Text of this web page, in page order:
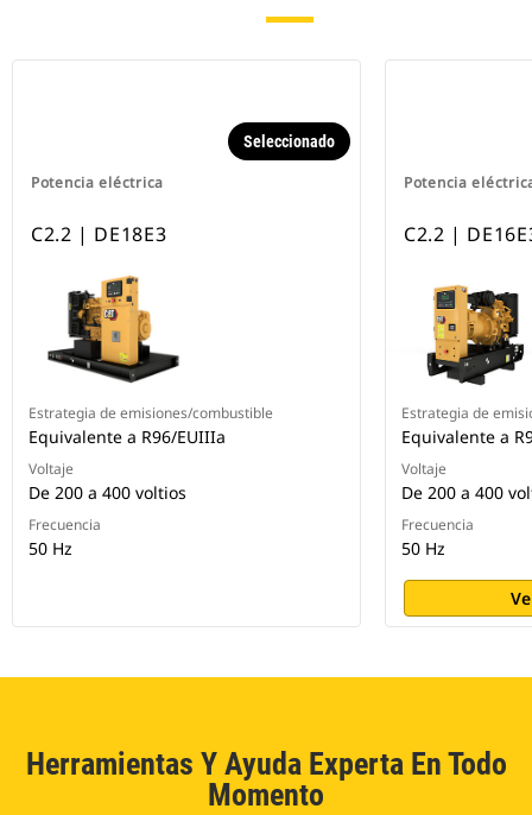
Potencia eléctrica
Seleccionado
C2.2 | DE18E3
Estrategia de emisiones/combustible
Equivalente a R96/EUIIIa
Voltaje
De 200 a 400 voltios
Frecuencia
50 Hz
Potencia
C2.2 |
Estrategia de
Equivalente a
Voltaje
De 200 a 400
Frecuencia
50 Hz
Herramientas Y Ayuda Experta En Todo
Momento